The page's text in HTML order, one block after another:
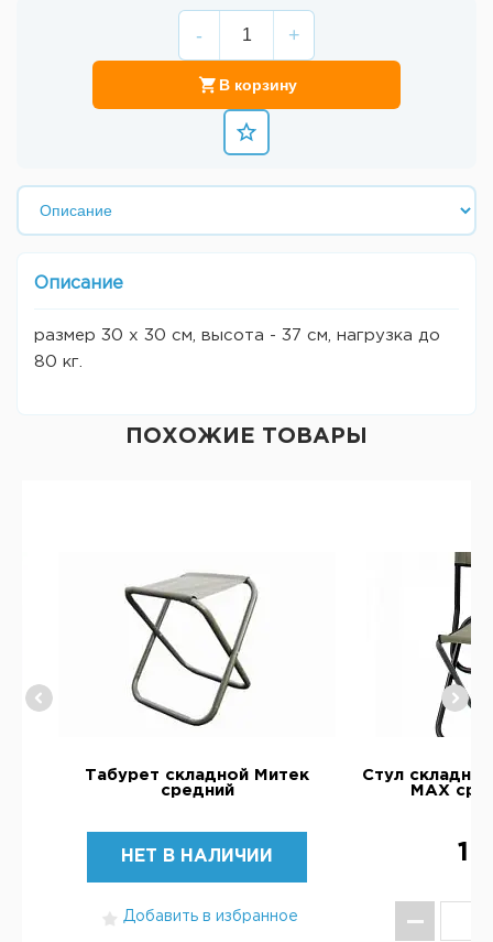
- +
В корзину
Описание
размер 30 х 30 см, высота - 37 см, нагрузка до
80 кг.
ПОХОЖИЕ ТОВАРЫ
Табурет складной Митек
средний
НЕТ В НАЛИЧИИ
Добавить в избранное
Стул
МАХ
1